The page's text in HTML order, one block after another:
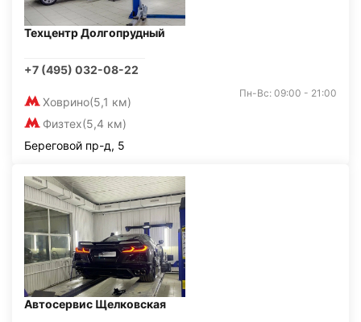
Техцентр Долгопрудный
+7 (495) 032-08-22
Ховрино(5,1 км)
Физтех(5,4 км)
Пн-Вс: 09:00 - 21:00
Береговой пр-д, 5
Автосервис Щелковская